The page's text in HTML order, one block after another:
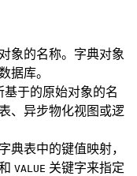
象的名称。字典对象
据库。
基于的原始对象的名
、异步物化视图或逻
典表中的键值映射，
VALUE 关键字来指定